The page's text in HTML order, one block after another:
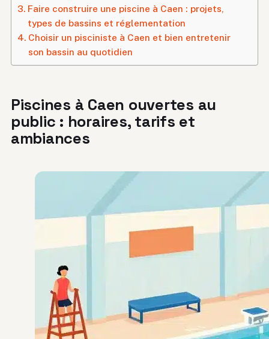
Faire construire une piscine à Caen : projets,
types de bassins et réglementation
Choisir un pisciniste à Caen et bien entretenir
son bassin au quotidien
Piscines à Caen ouvertes au
public : horaires, tarifs et
ambiances